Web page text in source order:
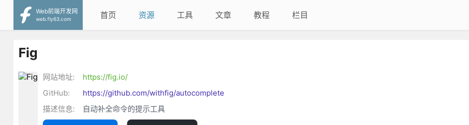
Web前端开发网
web.fly63.com
首页 资源 工具 文章 教程 栏目
Fig
网站地址:
https://fig.io/
GitHub:
https://github.com/withfig/autocomplete
描述信息:
自动补全命令的提示工具